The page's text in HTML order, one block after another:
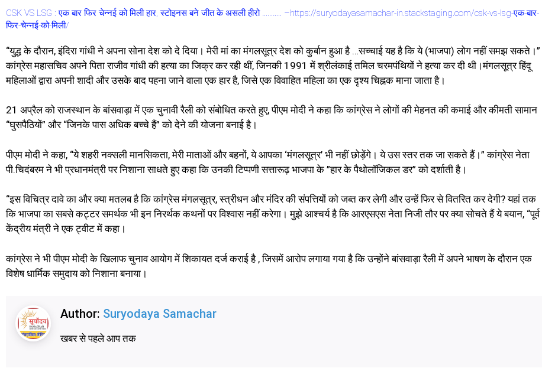
CSK VS LSG : एक बार फिर चेन्नई को मिली हार, स्टोइनस बने जीत के असली हीरो ……….. –https://suryodayasamachar-in.stackstaging.com/csk-vs-lsg-एक-बार-
फिर-चेन्नई-को-मिली/
“युद्ध के दौरान, इंदिरा गांधी ने अपना सोना देश को दे दिया। मेरी मां का मंगलसूत्र देश को कुर्बान हुआ है …सच्चाई यह है कि ये (भाजपा) लोग नहीं समझ सकते।”
कांग्रेस महासचिव अपने पिता राजीव गांधी की हत्या का जिक्र कर रही थीं, जिनकी 1991 में श्रीलंकाई तमिल चरमपंथियों ने हत्या कर दी थी।मंगलसूत्र हिंदू
महिलाओं द्वारा अपनी शादी और उसके बाद पहना जाने वाला एक हार है, जिसे एक विवाहित महिला का एक दृश्य चिह्नक माना जाता है।
21 अप्रैल को राजस्थान के बांसवाड़ा में एक चुनावी रैली को संबोधित करते हुए, पीएम मोदी ने कहा कि कांग्रेस ने लोगों की मेहनत की कमाई और कीमती सामान
“घुसपैठियों” और “जिनके पास अधिक बच्चे हैं” को देने की योजना बनाई है।
पीएम मोदी ने कहा, “ये शहरी नक्सली मानसिकता, मेरी माताओं और बहनों, ये आपका ‘मंगलसूत्र’ भी नहीं छोड़ेंगे। ये उस स्तर तक जा सकते हैं।” कांग्रेस नेता
पी.चिदंबरम ने भी प्रधानमंत्री पर निशाना साधते हुए कहा कि उनकी टिप्पणी सत्तारूढ़ भाजपा के ”हार के पैथोलॉजिकल डर” को दर्शाती है।
“इस विचित्र दावे का और क्या मतलब है कि कांग्रेस मंगलसूत्र, स्त्रीधन और मंदिर की संपत्तियों को जब्त कर लेगी और उन्हें फिर से वितरित कर देगी? यहां तक
कि भाजपा का सबसे कट्टर समर्थक भी इन निरर्थक कथनों पर विश्वास नहीं करेगा। मुझे आश्चर्य है कि आरएसएस नेता निजी तौर पर क्या सोचते हैं ये बयान, “पूर्व
केंद्रीय मंत्री ने एक ट्वीट में कहा।
कांग्रेस ने भी पीएम मोदी के खिलाफ चुनाव आयोग में शिकायत दर्ज कराई है , जिसमें आरोप लगाया गया है कि उन्होंने बांसवाड़ा रैली में अपने भाषण के दौरान एक
विशेष धार्मिक समुदाय को निशाना बनाया।
Author: Suryodaya Samachar
खबर से पहले आप तक